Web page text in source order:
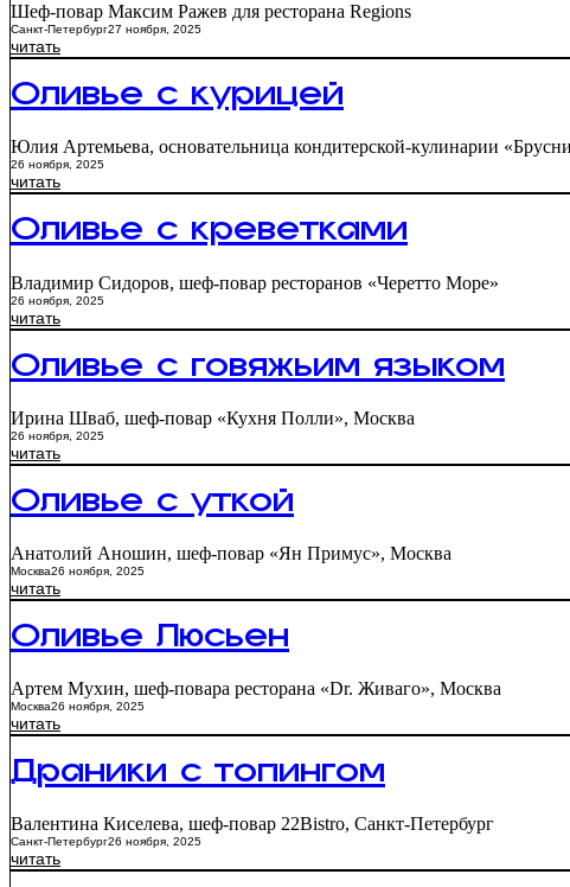
Шеф-повар Максим Ражев для ресторана Regions
Санкт-Петербург27 ноября, 2025
читать
Оливье с курицей
Юлия Артемьева, основательница кондитерской-кулинарии
26 ноября, 2025
читать
Оливье с креветками
Владимир Сидоров, шеф-повар ресторанов «Черетто Море»
26 ноября, 2025
читать
Оливье с говяжьим языком
Ирина Шваб, шеф-повар «Кухня Полли», Москва
26 ноября, 2025
читать
Оливье с уткой
Анатолий Аношин, шеф-повар «Ян Примус», Москва
Москва26 ноября, 2025
читать
Оливье Люсьен
Артем Мухин, шеф-повара ресторана «Dr. Живаго», Москва
Москва26 ноября, 2025
читать
Драники с топингом
Валентина Киселева, шеф-повар 22Bistro, Санкт-Петербург
Санкт-Петербург26 ноября, 2025
читать